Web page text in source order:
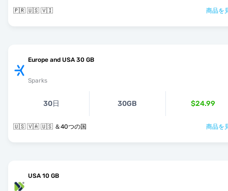
🇵🇷 🇺🇸 🇻🇮 商品を
Europe and USA 30 GB
Sparks
30日 30GB $24.99
🇺🇸 🇻🇦 🇺🇸 ＆40つの国 商品を
USA 10 GB